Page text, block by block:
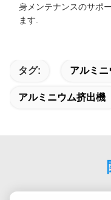
身メンテナンスのサポ
ます.
タグ: アルミ
アルミニウム挤出機